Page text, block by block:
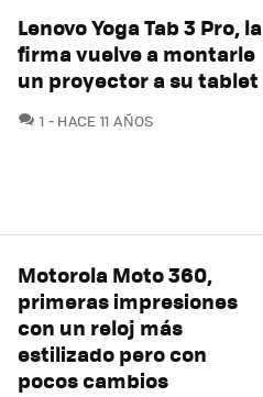
Lenovo Yoga Tab 3 Pro, la
firma vuelve a montarle
un proyector a su tablet
1 COMENTARIOS
HACE 11 AÑOS
Motorola Moto 360,
primeras impresiones
con un reloj más
estilizado pero con
pocos cambios